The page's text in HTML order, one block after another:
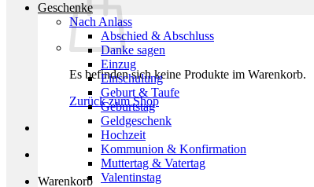
Es befinden sich keine Produkte im Warenkorb.
Zurück zum Shop
Warenkorb
Geschenke
Nach Anlass
Abschied & Abschluss
Danke sagen
Einzug
Einschulung
Geburt & Taufe
Geburtstag
Geldgeschenk
Hochzeit
Kommunion & Konfirmation
Muttertag & Vatertag
Valentinstag